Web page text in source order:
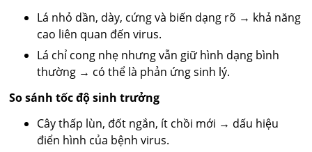
Lá nhỏ dần, dày, cứng và biến dạng rõ → khả năng
cao liên quan đến virus.
Lá chỉ cong nhẹ nhưng vẫn giữ hình dạng bình
thường → có thể là phản ứng sinh lý.
So sánh tốc độ sinh trưởng
Cây thấp lùn, đốt ngắn, ít chồi mới → dấu hiệu
điển hình của bệnh virus.